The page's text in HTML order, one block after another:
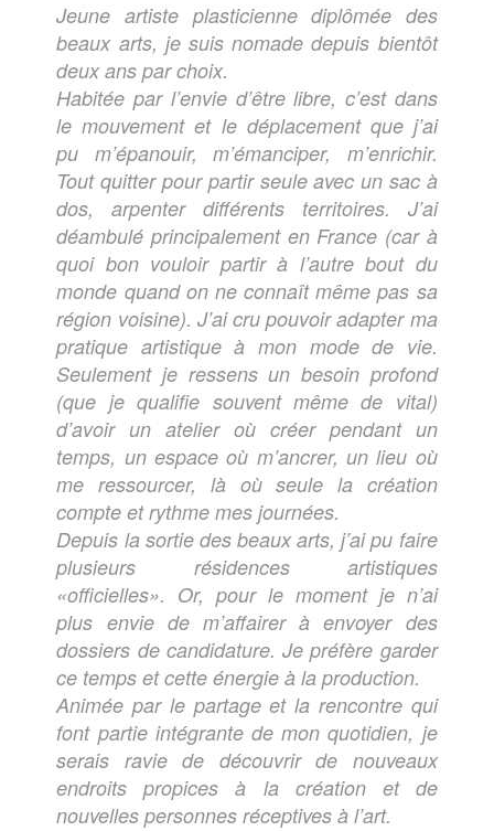
Jeune artiste plasticienne diplômée des
beaux arts, je suis nomade depuis bientôt
deux ans par choix.
Habitée par l’envie d’être libre, c’est dans
le mouvement et le déplacement que j’ai
pu m’épanouir, m’émanciper, m’enrichir.
Tout quitter pour partir seule avec un sac à
dos, arpenter différents territoires. J’ai
déambulé principalement en France (car à
quoi bon vouloir partir à l’autre bout du
monde quand on ne connaît même pas sa
région voisine). J’ai cru pouvoir adapter ma
pratique artistique à mon mode de vie.
Seulement je ressens un besoin profond
(que je qualifie souvent même de vital)
d’avoir un atelier où créer pendant un
temps, un espace où m’ancrer, un lieu où
me ressourcer, là où seule la création
compte et rythme mes journées.
Depuis la sortie des beaux arts, j’ai pu faire
plusieurs résidences artistiques
«officielles». Or, pour le moment je n’ai
plus envie de m’affairer à envoyer des
dossiers de candidature. Je préfère garder
ce temps et cette énergie à la production.
Animée par le partage et la rencontre qui
font partie intégrante de mon quotidien, je
serais ravie de découvrir de nouveaux
endroits propices à la création et de
nouvelles personnes réceptives à l’art.